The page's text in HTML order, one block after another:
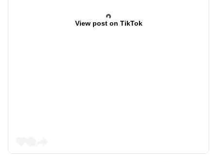
View post on TikTok